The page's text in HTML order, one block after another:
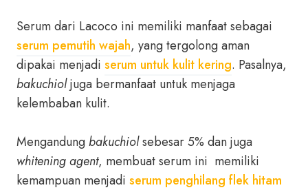
Serum dari Lacoco ini memiliki manfaat sebagai
serum pemutih wajah, yang tergolong aman
dipakai menjadi serum untuk kulit kering. Pasalnya,
bakuchioljuga bermanfaat untuk menjaga
kelembaban kulit.
Mengandungbakuchiolsebesar 5% dan juga
whitening agent, membuat serum ini memiliki
kemampuan menjadi serum penghilang flek hitam